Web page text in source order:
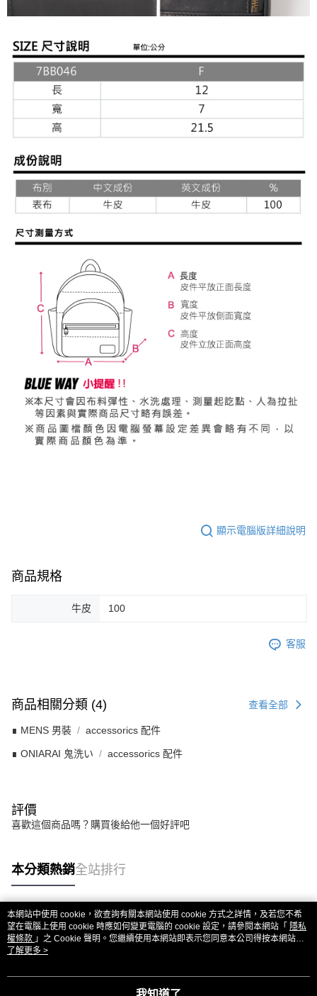
顯示電腦版詳細說明
商品規格
牛皮 100
客服
商品相關分類 (4) 查看全部
∎ MENS 男裝 accessorics 配件
∎ ONIARAI 鬼洗い accessorics 配件
評價
喜歡這個商品嗎？購買後給他一個好評吧
本分類熱銷全站排行
熱門標籤
本網站中使用 cookie，欲查詢有關本網站使用 cookie 方式之詳情，及若您不希
望在電腦上使用 cookie 時應如何變更電腦的 cookie 設定，請參閱本網站「 隱私
權條款 」之 Cookie 聲明。您繼續使用本網站即表示您同意本公司得按本網站使
用條款之 Cookie 聲明使用 cookie。
了解更多 >